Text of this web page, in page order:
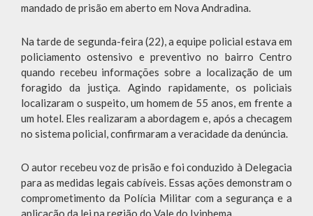
mandado de prisão em aberto em Nova Andradina.
Na tarde de segunda-feira (22), a equipe policial estava em
policiamento ostensivo e preventivo no bairro Centro
quando recebeu informações sobre a localização de um
foragido da justiça. Agindo rapidamente, os policiais
localizaram o suspeito, um homem de 55 anos, em frente a
um hotel. Eles realizaram a abordagem e, após a checagem
no sistema policial, confirmaram a veracidade da denúncia.
O autor recebeu voz de prisão e foi conduzido à Delegacia
para as medidas legais cabíveis. Essas ações demonstram o
comprometimento da Polícia Militar com a segurança e a
aplicação da lei na região do Vale do Ivinhema.